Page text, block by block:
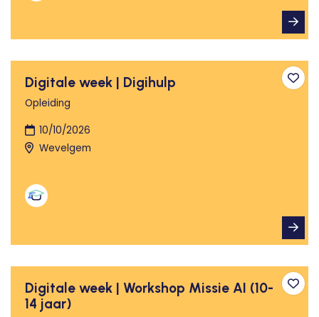
Digitale week | Digihulp
Opleiding
10/10/2026
Wevelgem
Digitale week | Workshop Missie AI (10-
14 jaar)